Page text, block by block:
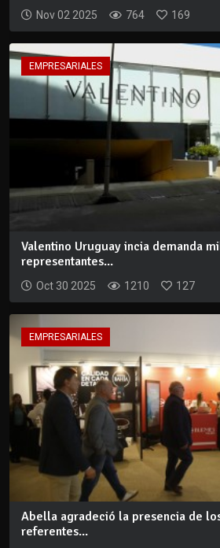
Nov 02 2025 764 169
EMPRESARIALES
Valentino Uruguay incia demanda
representantes...
Oct 30 2025 1210 127
EMPRESARIALES
Abella agradeció la presencia de
referentes...